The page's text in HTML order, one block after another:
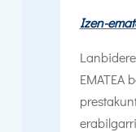
Izen-
EMATEA